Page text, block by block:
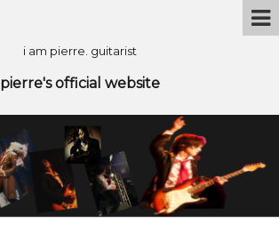
i am pierre. guitarist
pierre's official website